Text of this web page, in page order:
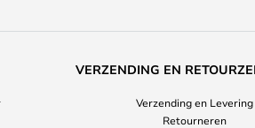
VERZENDING EN
Verzending en Levering
Retourneren